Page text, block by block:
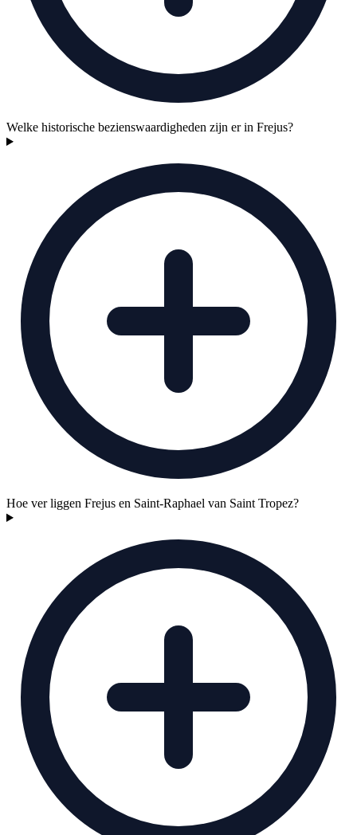
Welke historische bezienswaardigheden zijn er in Frejus?
Hoe ver liggen Frejus en Saint-Raphael van Saint Tropez?